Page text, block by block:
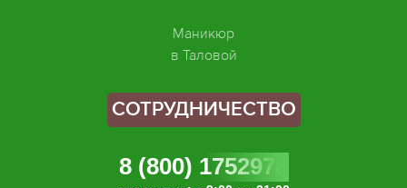
Маникюр
в Таловой
СОТРУДНИЧЕСТВО
8 (800) 1752978